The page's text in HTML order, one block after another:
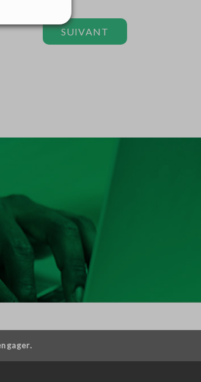
SUIVANT